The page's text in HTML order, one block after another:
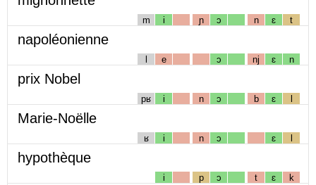
m i ɲ ɔ n ɛ t
napoléonienne
l e ɔ nj ɛ n
prix Nobel
pʁ i n ɔ b ɛ l
Marie-Noëlle
ʁ i n ɔ ɛ l
hypothèque
i p ɔ t ɛ k